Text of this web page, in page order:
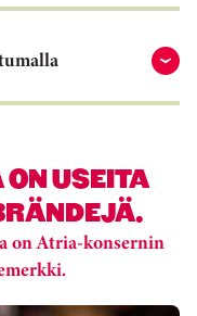
USEITA
on Atria-konsernin